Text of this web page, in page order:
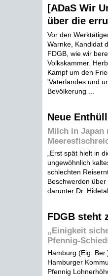
[ADaS Wir
über die
Vor den
Warnke, Kandidat
FDGB, wie wir
Volkskammer.
Kampf um den
'Vaterlandes und
Bevölkerung ...
Neue
Milch in Japan
„Erst spät hielt in
ungewöhnlich
schlechten
Beschwerden
darunter Dr.
FDGB steht
„Einigkeit
Pfennig-
Hamburg (Eig.
Hamburger
Pfennig